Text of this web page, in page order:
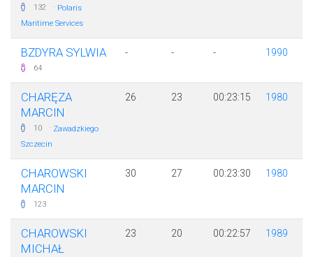
132 · Polaris
Maritime Services
BZDYRA SYLWIA
64
- - - 1990
CHARĘZA
MARCIN
10 · Zawadzkiego
Szczecin
26 23 00:23:15 1980
CHAROWSKI
MARCIN
123
30 27 00:23:30 1980
CHAROWSKI
MICHAŁ
23 20 00:22:57 1989